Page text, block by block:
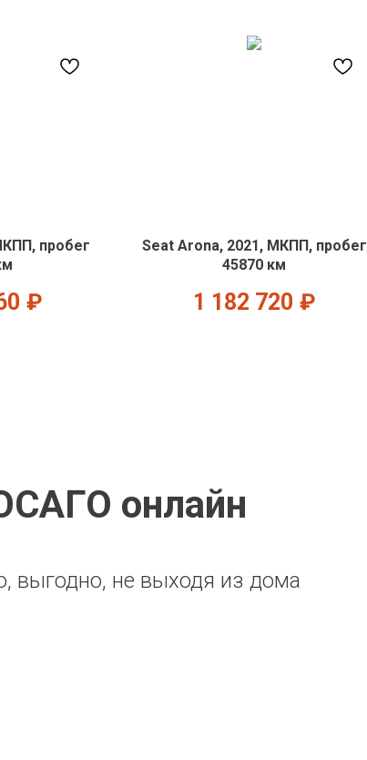
пробег
₽
Seat Arona, 2021, МКПП, пробег
45870 км
1 182 720 ₽
онлайн
выгодно, не выходя из дома